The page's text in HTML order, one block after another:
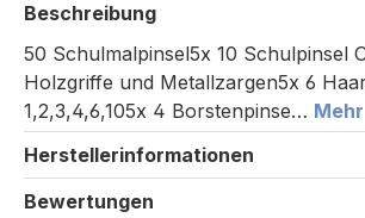
Beschreibung
50 Schulmalpinsel5x 10 Schulpinsel
Holzgriffe und Metallzargen5x 6
1,2,3,4,6,105x 4 Borstenpinse… Mehr
Herstellerinformationen
Bewertungen